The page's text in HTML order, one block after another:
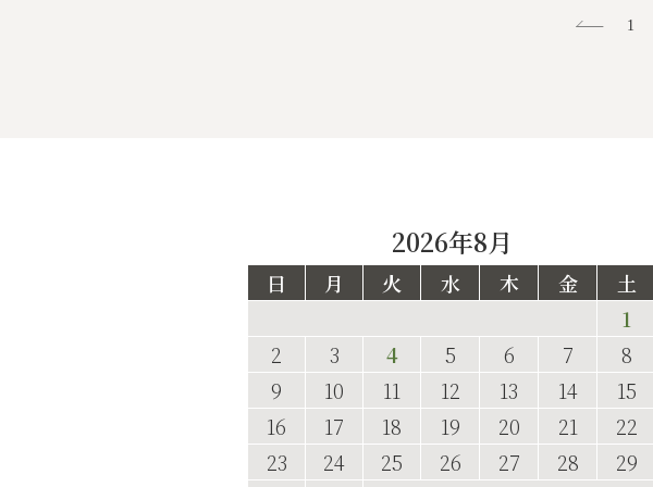
1
2026年8月
日 月 火 水 木 金
土
1
2
3 4 5 6 7
8
9
10 11 12 13 14
15
16
17 18 19 20 21
22
23
24 25 26 27 28
29